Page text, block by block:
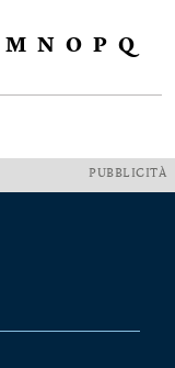
M N O P Q
PUBBLICITÀ